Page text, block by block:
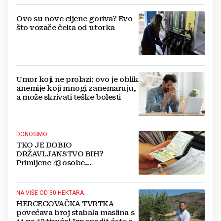
Ovo su nove cijene goriva? Evo
što vozače čeka od utorka
Umor koji ne prolazi: ovo je oblik
anemije koji mnogi zanemaruju,
a može skrivati teške bolesti
DONOSIMO
TKO JE DOBIO
DRŽAVLJANSTVO BIH?
Primljene 43 osobe...
NA VIŠE OD 30 HEKTARA
HERCEGOVAČKA TVRTKA
povećava broj stabala maslina s